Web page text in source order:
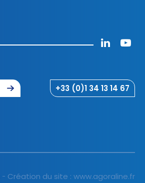
+33 (0)1 34 13 14 67
Création du site : www.agoraline.fr